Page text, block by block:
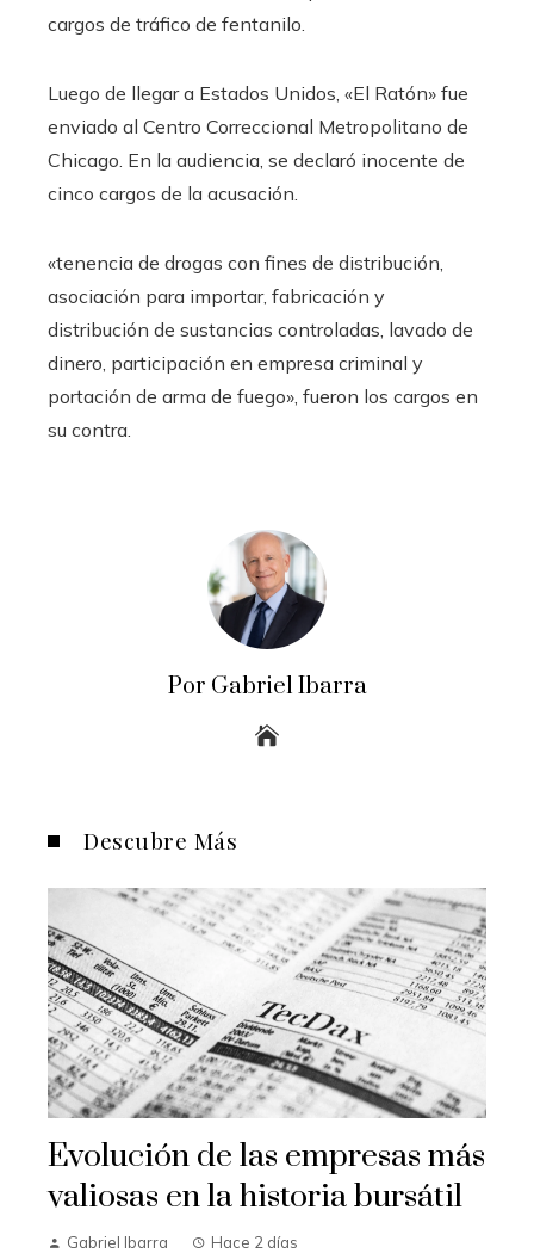
cargos de tráfico de fentanilo.
Luego de llegar a Estados Unidos, «El Ratón» fue
enviado al Centro Correccional Metropolitano de
Chicago. En la audiencia, se declaró inocente de
cinco cargos de la acusación.
«tenencia de drogas con fines de distribución,
asociación para importar, fabricación y
distribución de sustancias controladas, lavado de
dinero, participación en empresa criminal y
portación de arma de fuego», fueron los cargos en
su contra.
Por Gabriel Ibarra
Descubre Más
Evolución de las empresas más
valiosas en la historia bursátil
Gabriel Ibarra Hace 2 días